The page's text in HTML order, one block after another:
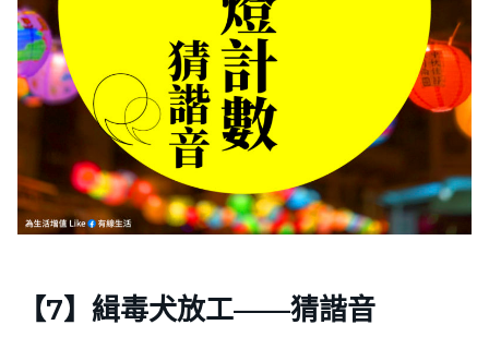
【7】緝毒犬放工——猜諧音